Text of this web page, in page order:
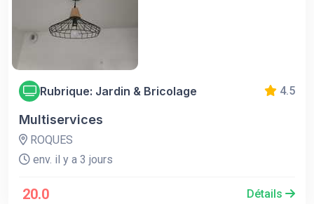
Rubrique: Jardin & Bricolage 4.5
Multiservices
ROQUES
env. il y a 3 jours
20.0 Détails